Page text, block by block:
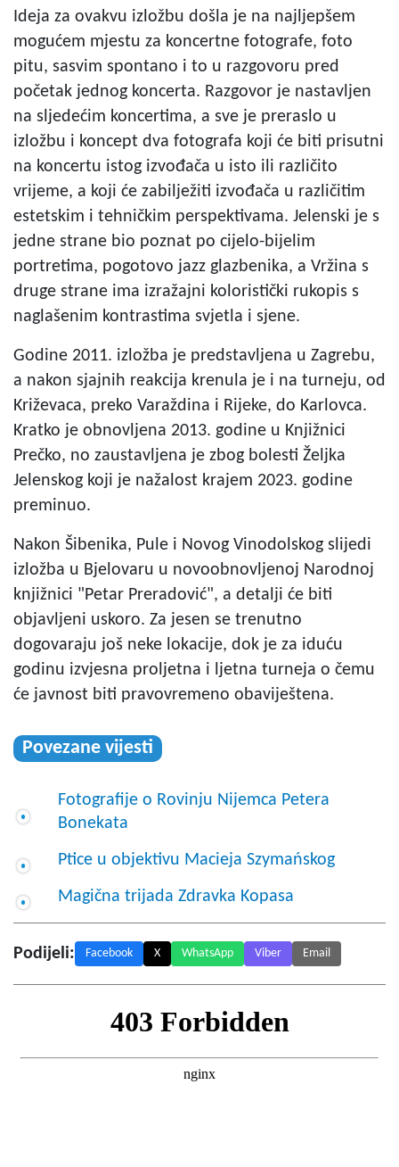
Ideja za ovakvu izložbu došla je na najljepšem
mogućem mjestu za koncertne fotografe, foto
pitu, sasvim spontano i to u razgovoru pred
početak jednog koncerta. Razgovor je nastavljen
na sljedećim koncertima, a sve je preraslo u
izložbu i koncept dva fotografa koji će biti prisutni
na koncertu istog izvođača u isto ili različito
vrijeme, a koji će zabilježiti izvođača u različitim
estetskim i tehničkim perspektivama. Jelenski je s
jedne strane bio poznat po cijelo-bijelim
portretima, pogotovo jazz glazbenika, a Vržina s
druge strane ima izražajni koloristički rukopis s
naglašenim kontrastima svjetla i sjene.
Godine 2011. izložba je predstavljena u Zagrebu,
a nakon sjajnih reakcija krenula je i na turneju, od
Križevaca, preko Varaždina i Rijeke, do Karlovca.
Kratko je obnovljena 2013. godine u Knjižnici
Prečko, no zaustavljena je zbog bolesti Željka
Jelenskog koji je nažalost krajem 2023. godine
preminuo.
Nakon Šibenika, Pule i Novog Vinodolskog slijedi
izložba u Bjelovaru u novoobnovljenoj Narodnoj
knjižnici "Petar Preradović", a detalji će biti
objavljeni uskoro. Za jesen se trenutno
dogovaraju još neke lokacije, dok je za iduću
godinu izvjesna proljetna i ljetna turneja o čemu
će javnost biti pravovremeno obaviještena.
Povezane vijesti
Fotografije o Rovinju Nijemca Petera
Bonekata
Ptice u objektivu Macieja Szymańskog
Magična trijada Zdravka Kopasa
Podijeli: Facebook X WhatsApp Viber Email